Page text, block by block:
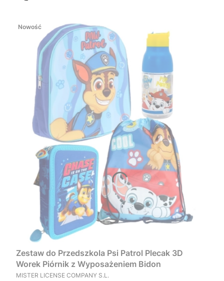
Nowość
Zestaw do Przedszkola Psi Patrol Plecak 3D
Worek Piórnik z Wyposażeniem Bidon
PRODUCENT
MISTER LICENSE COMPANY S.L.